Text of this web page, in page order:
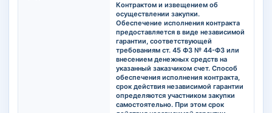
Контрактом и извещением об
осуществлении закупки.
Обеспечение исполнения контракта
предоставляется в виде независимой
гарантии, соответствующей
требованиям ст. 45 ФЗ № 44-ФЗ или
внесением денежных средств на
указанный заказчиком счет. Способ
обеспечения исполнения контракта,
срок действия независимой гарантии
определяются участником закупки
самостоятельно. При этом срок